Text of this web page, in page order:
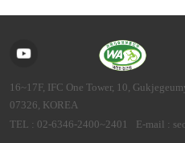
16~17F, IFC One Tower, 10,
07326, KOREA
TEL : 02-6346-2400~2401
E-mail :